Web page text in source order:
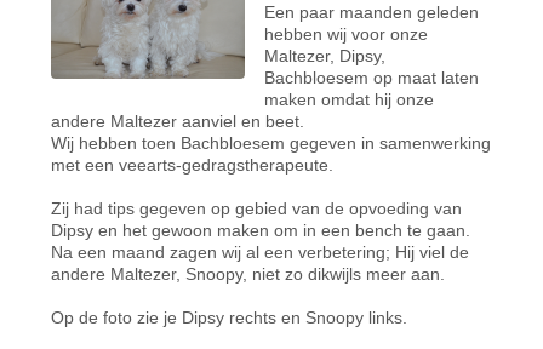
Een paar maanden geleden
hebben wij voor onze
Maltezer, Dipsy,
Bachbloesem op maat laten
maken omdat hij onze
andere Maltezer aanviel en beet.
Wij hebben toen Bachbloesem gegeven in samenwerking
met een veearts-gedragstherapeute.
Zij had tips gegeven op gebied van de opvoeding van
Dipsy en het gewoon maken om in een bench te gaan.
Na een maand zagen wij al een verbetering; Hij viel de
andere Maltezer, Snoopy, niet zo dikwijls meer aan.
Op de foto zie je Dipsy rechts en Snoopy links.